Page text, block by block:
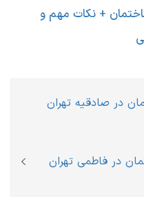
+ نکات مهم و
در صادقیه تهران
در فاطمی تهران